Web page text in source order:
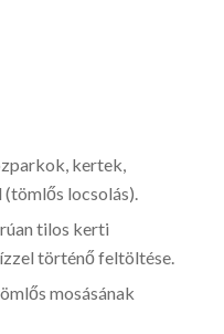
kertek,
locsolás).
tilos kerti
történő feltöltése.
mosásának